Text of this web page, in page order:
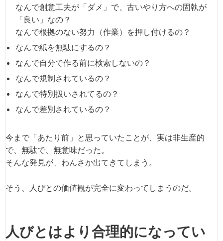
なんで創意工夫が「ダメ」で、古いやり方への固執が
「良い」なの？
なんで根拠のない努力（作業）を押し付けるの？
なんで紙を無駄にするの？
なんで自分で作る前に検索しないの？
なんで規制されているの？
なんで特別扱いされてるの？
なんで差別されているの？
今まで「あたり前」と思っていたことが、実は非生産的
で、無駄で、無意味だった。
そんな発見が、わんさか出てきてしまう。
そう、人びとの価値観が完全に変わってしまうのだ。
人びとはより合理的になってい